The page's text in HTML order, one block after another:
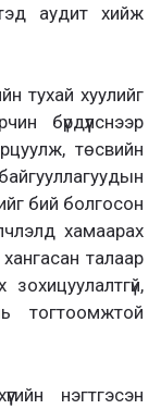
аудит хийж
тухай хуулийг
бүрдүүлснээр
төсвийн
бий болгосон
хамаарах
талаар
тогтоомжтой
нэгтгэсэн